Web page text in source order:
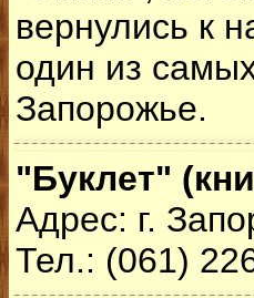
вернулись к
один из
Запорожье.
"Буклет"
Адрес: г.
Тел.: (061)